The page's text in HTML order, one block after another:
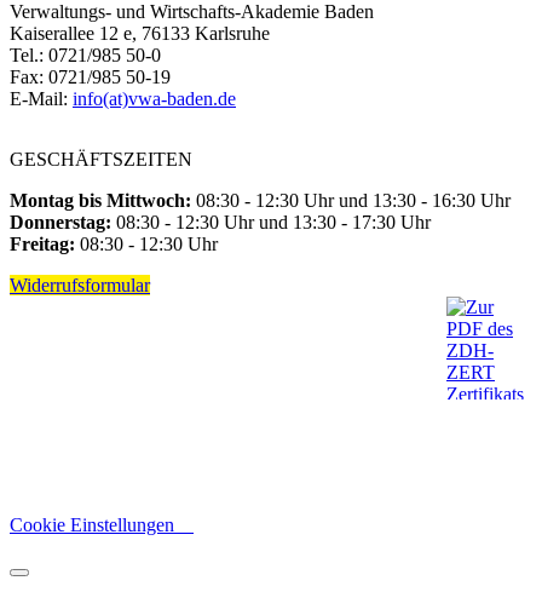
Verwaltungs- und Wirtschafts-Akademie Baden
Kaiserallee 12 e, 76133 Karlsruhe
Tel.: 0721/985 50-0
Fax: 0721/985 50-19
E-Mail: info(at)vwa-baden.de
GESCHÄFTSZEITEN
Montag bis Mittwoch: 08:30 - 12:30 Uhr und 13:30 - 16:30 Uhr
Donnerstag: 08:30 - 12:30 Uhr und 13:30 - 17:30 Uhr
Freitag: 08:30 - 12:30 Uhr
Widerrufsformular
Cookie Einstellungen